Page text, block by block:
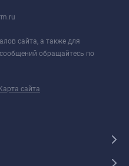
сайта, а также для
обращайтесь по
Карта сайта